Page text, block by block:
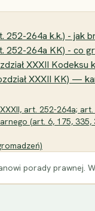
264a k.k.) - jak
264a KK) - co
XXXII Kodeksu
XXXII KK) —
art. 252-264a;
(art. 6, 175, 335,
porady prawnej.